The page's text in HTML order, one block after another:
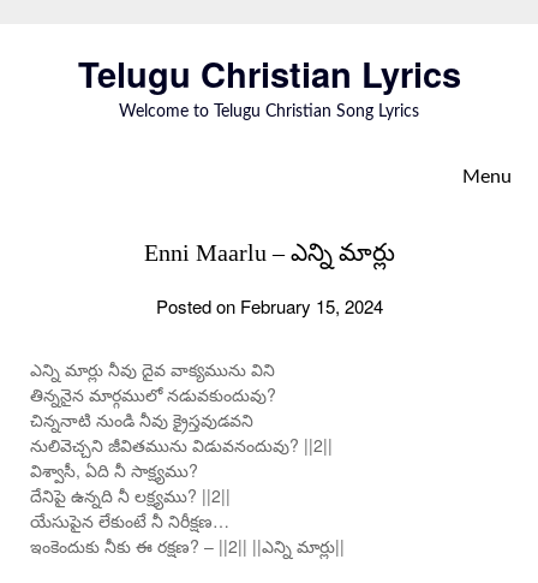
Telugu Christian Lyrics
Welcome to Telugu Christian Song Lyrics
Menu
Enni Maarlu – ఎన్ని మార్లు
Posted on February 15, 2024
ఎన్ని మార్లు నీవు దైవ వాక్యమును విని
తిన్ననైన మార్గములో నడువకుందువు?
చిన్ననాటి నుండి నీవు క్రైస్తవుడవని
నులివెచ్చని జీవితమును విడువనందువు? ||2||
విశ్వాసీ, ఏది నీ సాక్ష్యము?
దేనిపై ఉన్నది నీ లక్ష్యము? ||2||
యేసుపైన లేకుంటే నీ నిరీక్షణ…
ఇంకెందుకు నీకు ఈ రక్షణ? – ||2|| ||ఎన్ని మార్లు||